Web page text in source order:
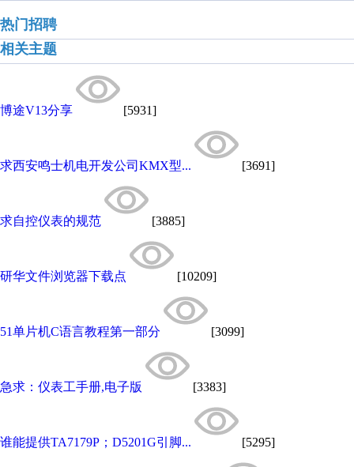
热门招聘
相关主题
博途V13分享 [5931]
求西安鸣士机电开发公司KMX型... [3691]
求自控仪表的规范 [3885]
研华文件浏览器下载点 [10209]
51单片机C语言教程第一部分 [3099]
急求：仪表工手册,电子版 [3383]
谁能提供TA7179P；D5201G引脚... [5295]